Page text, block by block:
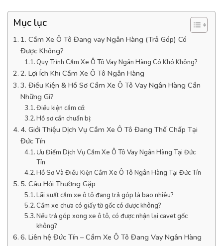
Mục lục
1. Cầm Xe Ô Tô Đang vay Ngân Hàng (Trả Góp) Có
Được Không?
Quy Trình Cầm Xe Ô Tô Vay Ngân Hàng Có Khó Không?
2. Lợi Ích Khi Cầm Xe Ô Tô Ngân Hàng
3. Điều Kiện & Hồ Sơ Cầm Xe Ô Tô Vay Ngân Hàng Cần
Những Gì?
Điều kiện cầm cố:
Hồ sơ cần chuẩn bị:
4. Giới Thiệu Dịch Vụ Cầm Xe Ô Tô Đang Thế Chấp Tại
Đức Tín
Ưu Điểm Dịch Vụ Cầm Xe Ô Tô Vay Ngân Hàng Tại Đức
Tín
Hồ Sơ Và Điều Kiện Cầm Xe Ô Tô Ngân Hàng Tại Đức Tín
5. Câu Hỏi Thường Gặp
Lãi suất cầm xe ô tô đang trả góp là bao nhiêu?
Cầm xe chưa có giấy tờ gốc có được không?
Nếu trả góp xong xe ô tô, có được nhận lại cavet gốc
không?
6. Liên hệ Đức Tín – Cầm Xe Ô Tô Đang Vay Ngân Hàng